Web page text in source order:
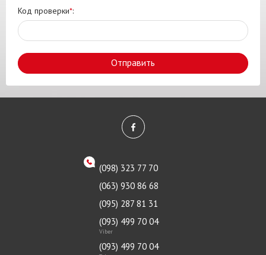
Код проверки*:
Отправить
(098) 323 77 70
(063) 930 86 68
(095) 287 81 31
(093) 499 70 04
Viber
(093) 499 70 04